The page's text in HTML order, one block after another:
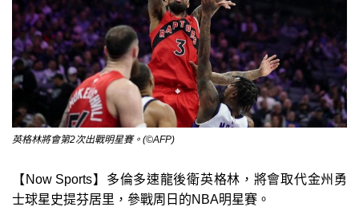
英格林將會第2次出戰明星賽。(©AFP)
【Now Sports】多倫多速龍後衛英格林，將會取代金州勇
士球星史提芬居里，參戰周日的NBA明星賽。